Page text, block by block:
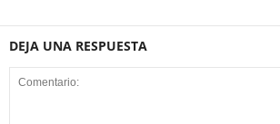
DEJA UNA RESPUESTA